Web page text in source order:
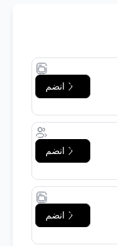
انضم
انضم
انضم